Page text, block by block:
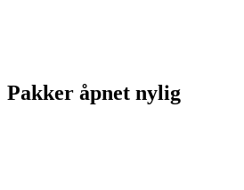
Pakker åpnet nylig